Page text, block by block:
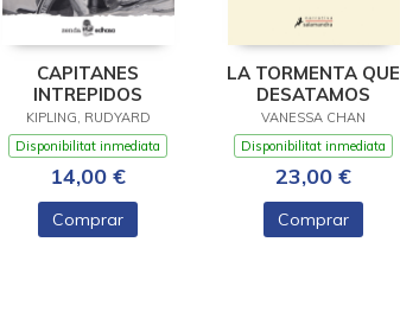
CAPITANES
INTREPIDOS
KIPLING, RUDYARD
Disponibilitat inmediata
14,00 €
Comprar
LA TORMENTA QUE
DESATAMOS
VANESSA CHAN
Disponibilitat inmediata
23,00 €
Comprar